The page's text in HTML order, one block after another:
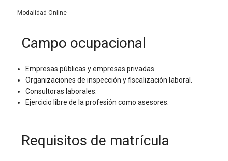
Modalidad Online
Campo ocupacional
Empresas públicas y empresas privadas.
Organizaciones de inspección y fiscalización laboral.
Consultoras laborales.
Ejercicio libre de la profesión como asesores.
Requisitos de matrícula